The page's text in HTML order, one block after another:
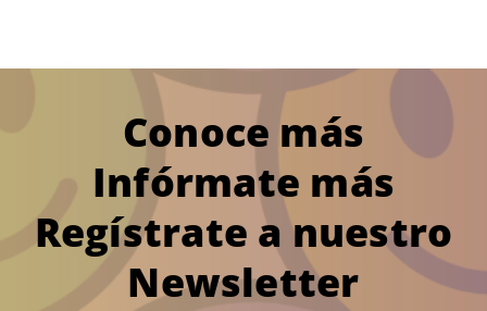
Conoce más
Infórmate más
Regístrate a nuestro
Newsletter